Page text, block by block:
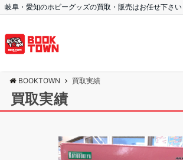
岐阜・愛知のホビーグッズの買取・販売はお任せ下さい
BOOKTOWN 買取実績
買取実績